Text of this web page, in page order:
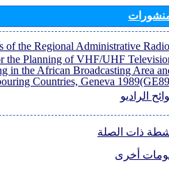
of the Regional Administrative Radio
the Planning of VHF/UHF
in the African Broadcasting Area
Countries, Geneva
الراديو
ذات الصلة
أخرى